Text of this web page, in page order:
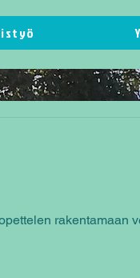
rakentamaan